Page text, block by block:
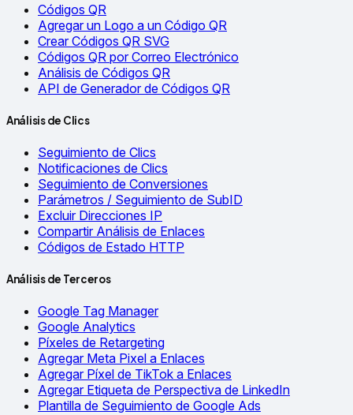
Códigos QR
Agregar un Logo a un Código QR
Crear Códigos QR SVG
Códigos QR por Correo Electrónico
Análisis de Códigos QR
API de Generador de Códigos QR
Análisis de Clics
Seguimiento de Clics
Notificaciones de Clics
Seguimiento de Conversiones
Parámetros / Seguimiento de SubID
Excluir Direcciones IP
Compartir Análisis de Enlaces
Códigos de Estado HTTP
Análisis de Terceros
Google Tag Manager
Google Analytics
Píxeles de Retargeting
Agregar Meta Pixel a Enlaces
Agregar Píxel de TikTok a Enlaces
Agregar Etiqueta de Perspectiva de LinkedIn
Plantilla de Seguimiento de Google Ads